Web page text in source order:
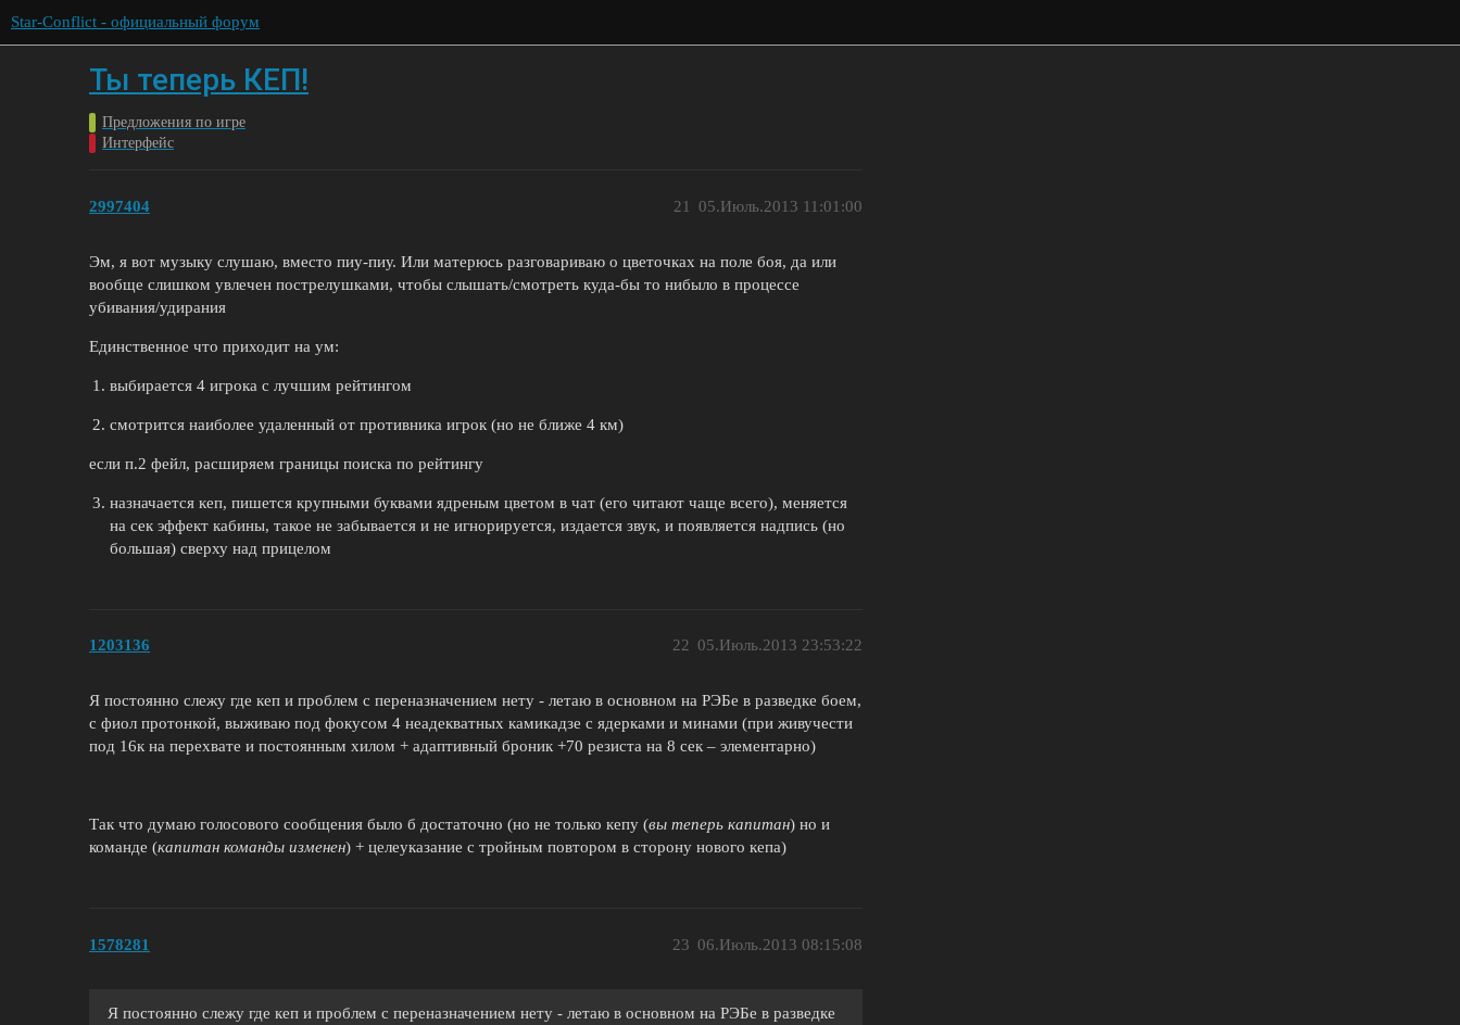
Star-Conflict - официальный форум
Ты теперь КЕП!
Предложения по игре
Интерфейс
2997404 05.Июль.2013 11:01:00
21
Эм, я вот музыку слушаю, вместо пиу-пиу. Или матерюсь разговариваю о цветочках на поле боя, да или
вообще слишком увлечен пострелушками, чтобы слышать/смотреть куда-бы то нибыло в процессе
убивания/удирания
Единственное что приходит на ум:
выбирается 4 игрока с лучшим рейтингом
смотрится наиболее удаленный от противника игрок (но не ближе 4 км)
если п.2 фейл, расширяем границы поиска по рейтингу
назначается кеп, пишется крупными буквами ядреным цветом в чат (его читают чаще всего), меняется
на сек эффект кабины, такое не забывается и не игнорируется, издается звук, и появляется надпись (но
большая) сверху над прицелом
1203136 05.Июль.2013 23:53:22
22
Я постоянно слежу где кеп и проблем с переназначением нету - летаю в основном на РЭБе в разведке боем,
с фиол протонкой, выживаю под фокусом 4 неадекватных камикадзе с ядерками и минами (при живучести
под 16к на перехвате и постоянным хилом + адаптивный броник +70 резиста на 8 сек – элементарно)
Так что думаю голосового сообщения было б достаточно (но не только кепу (вы теперь капитан) но и
команде (капитан команды изменен) + целеуказание с тройным повтором в сторону нового кепа)
1578281 06.Июль.2013 08:15:08
23
Я постоянно слежу где кеп и проблем с переназначением нету - летаю в основном на РЭБе в разведке